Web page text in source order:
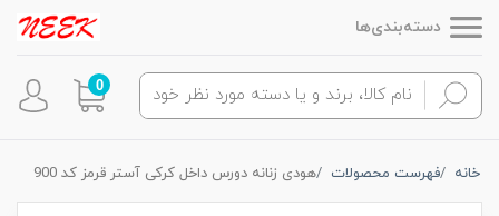
دسته‌بندی‌ها
0
خانه فهرست محصولات هودی زنانه دورس داخل کرکی آستر قرمز کد 900